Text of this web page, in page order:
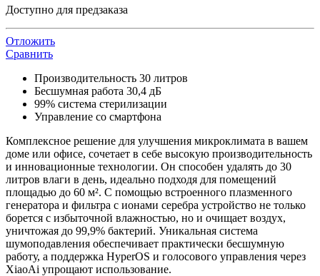
Доступно для предзаказа
Отложить
Сравнить
Производительность 30 литров
Бесшумная работа 30,4 дБ
99% система стерилизации
Управление со смартфона
Комплексное решение для улучшения микроклимата в вашем
доме или офисе, сочетает в себе высокую производительность
и инновационные технологии. Он способен удалять до 30
литров влаги в день, идеально подходя для помещений
площадью до 60 м². С помощью встроенного плазменного
генератора и фильтра с ионами серебра устройство не только
борется с избыточной влажностью, но и очищает воздух,
уничтожая до 99,9% бактерий. Уникальная система
шумоподавления обеспечивает практически бесшумную
работу, а поддержка HyperOS и голосового управления через
XiaoAi упрощают использование.